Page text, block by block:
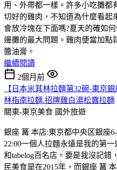
用、外帶都一樣。許多小吃攤都
切好的雞肉，不知道為什麼看起
會放冷塊在下面嗎?夏天的確如
邊攤的最大問題。雞肉便當加點
醬油膏。
繼續閱讀
2個月前
【日本米其林拉麵第32碗-東京
林指南拉麵.招牌雞白湯松露拉麵
關東-東京美食 國外旅遊
銀座 篝 本店:東京都中央区銀座
22:00一個人拉麵永遠是我的第
和tabelog百名店。要是我沒記錯
民美食是在2015年，而銀座 篝